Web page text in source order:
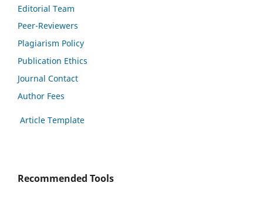
Editorial Team
Peer-Reviewers
Plagiarism Policy
Publication Ethics
Journal Contact
Author Fees
Article Template
Recommended Tools